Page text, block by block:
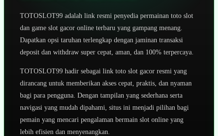
TOTOSLOT99 adalah link resmi penyedia permainan toto slot
dan game slot gacor online terbaru yang gampang menang.
Dapatkan opsi taruhan terlengkap dengan jaminan transaksi
deposit dan withdraw super cepat, aman, dan 100% terpercaya.
TOTOSLOT99 hadir sebagai link toto slot gacor resmi yang
dirancang untuk memberikan akses cepat, praktis, dan nyaman
bagi para pengguna. Dengan tampilan yang sederhana serta
navigasi yang mudah dipahami, situs ini menjadi pilihan bagi
pemain yang mencari pengalaman bermain slot online yang
lebih efisien dan menyenangkan.